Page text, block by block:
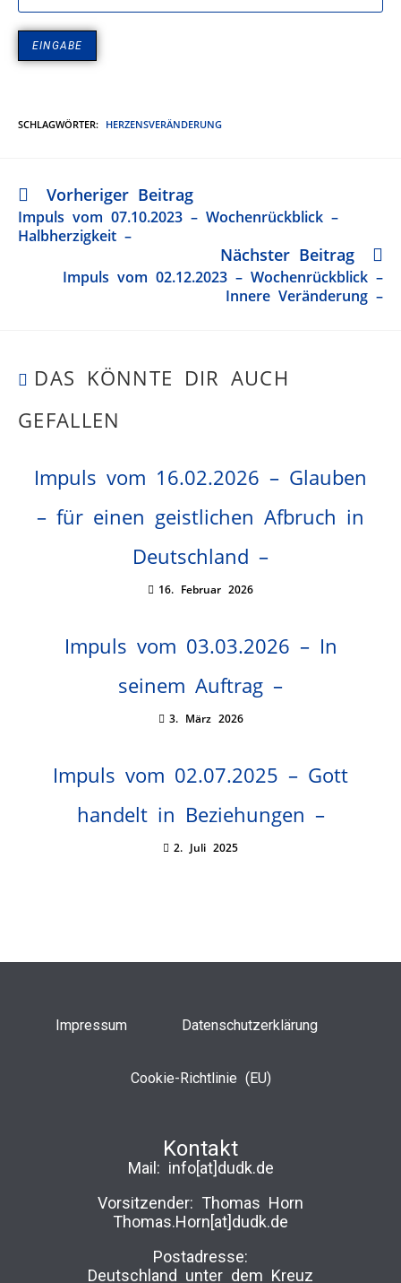
SCHLAGWÖRTER: HERZENSVERÄNDERUNG
Vorheriger Beitrag
Impuls vom 07.10.2023 – Wochenrückblick –
Halbherzigkeit –
Nächster Beitrag
Impuls vom 02.12.2023 – Wochenrückblick –
Innere Veränderung –
DAS KÖNNTE DIR AUCH
GEFALLEN
Impuls vom 16.02.2026 – Glauben
– für einen geistlichen Afbruch in
Deutschland –
16. Februar 2026
Impuls vom 03.03.2026 – In
seinem Auftrag –
3. März 2026
Impuls vom 02.07.2025 – Gott
handelt in Beziehungen –
2. Juli 2025
Impressum Datenschutzerklärung
Cookie-Richtlinie (EU)
Kontakt
Mail: info[at]dudk.de
Vorsitzender: Thomas Horn
Thomas.Horn[at]dudk.de
Postadresse:
Deutschland unter dem Kreuz